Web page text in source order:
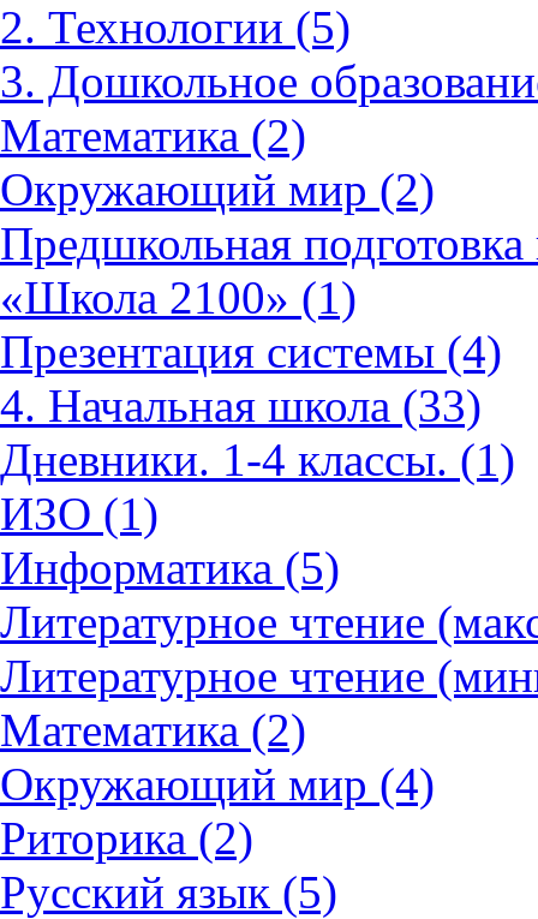
2. Технологии (5)
3. Дошкольное
Математика (2)
Окружающий мир (2)
Предшкольная
«Школа 2100» (1)
Презентация системы (4)
4. Начальная школа (33)
Дневники. 1-4 классы. (1)
ИЗО (1)
Информатика (5)
Литературное чтение
Литературное чтение
Математика (2)
Окружающий мир (4)
Риторика (2)
Русский язык (5)